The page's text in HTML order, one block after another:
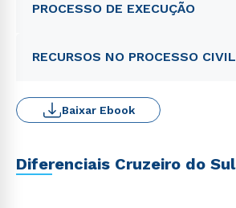
PROCESSO DE EXECUÇÃO
RECURSOS NO PROCESSO CIVIL
Baixar Ebook
Diferenciais Cruzeiro do Sul